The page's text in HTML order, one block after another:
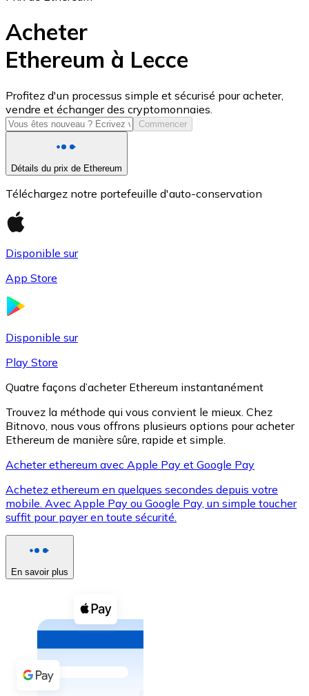
USD Coin
USDC
XRP
XRP
Voir toutes
Coupons crypto
Achetez des cryptomonnaies en espèces et d'autres
Acheter avec espèces
Virement SEPA
Acheter
Ethereum à Lecce
Profitez d'un processus simple et sécurisé pour acheter,
vendre et échanger des cryptomonnaies.
Commencer
Détails du prix de Ethereum
Téléchargez notre portefeuille d'auto-conservation
Disponible sur
App Store
Disponible sur
Play Store
Quatre façons d’acheter Ethereum instantanément
Trouvez la méthode qui vous convient le mieux. Chez
Bitnovo, nous vous offrons plusieurs options pour acheter
Ethereum de manière sûre, rapide et simple.
Acheter ethereum avec Apple Pay et Google Pay
Achetez ethereum en quelques secondes depuis votre
mobile. Avec Apple Pay ou Google Pay, un simple toucher
suffit pour payer en toute sécurité.
En savoir plus